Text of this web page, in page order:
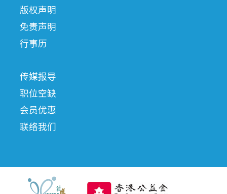
版权声明
免责声明
行事历
传媒报导
职位空缺
会员优惠
联络我们